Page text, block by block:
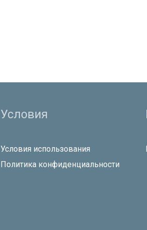
Условия
Условия использования
Политика конфиденциальности